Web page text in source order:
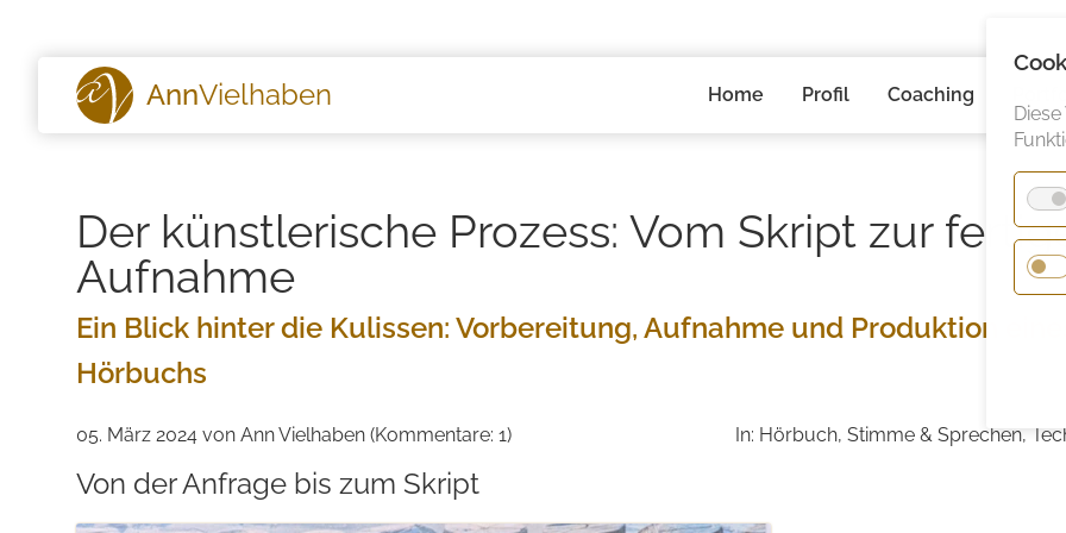
AnnVielhaben
Navigation
Home Profil Coaching
Der künstlerische Prozess: Vom Skript zur
Aufnahme
Ein Blick hinter die Kulissen: Vorbereitung, Aufnahme und Produktion
Hörbuchs
05. März 2024 von Ann Vielhaben (Kommentare: 1) In: Hörbuch, Stimme & Sprechen,
Von der Anfrage bis zum Skript